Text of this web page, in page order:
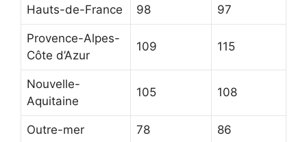
Hauts-de-France 98 97
Provence-Alpes-
Côte d’Azur
109 115
Nouvelle-
Aquitaine
105 108
Outre-mer 78 86